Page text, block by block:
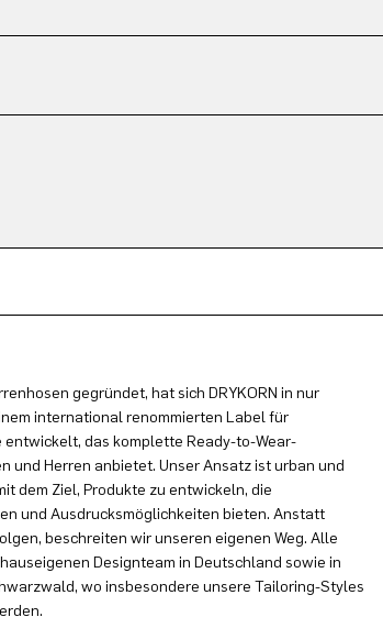
gegründet, hat sich DRYKORN in nur
international renommierten Label für
entwickelt, das komplette Ready-to-Wear-
und Herren anbietet. Unser Ansatz ist urban und
dem Ziel, Produkte zu entwickeln, die
und Ausdrucksmöglichkeiten bieten. Anstatt
beschreiten wir unseren eigenen Weg. Alle
Designteam in Deutschland sowie in
wo insbesondere unsere Tailoring-Styles